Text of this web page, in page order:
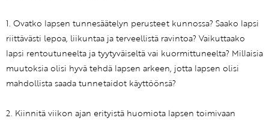
1. Ovatko lapsen tunnesäätelyn perusteet kunnossa? Saako lapsi
riittävästi lepoa, liikuntaa ja terveellistä ravintoa? Vaikuttaako
lapsi rentoutuneelta ja tyytyväiseltä vai kuormittuneelta? Millaisia
muutoksia olisi hyvä tehdä lapsen arkeen, jotta lapsen olisi
mahdollista saada tunnetaidot käyttöönsä?
2. Kiinnitä viikon ajan erityistä huomiota lapsen toimivaan